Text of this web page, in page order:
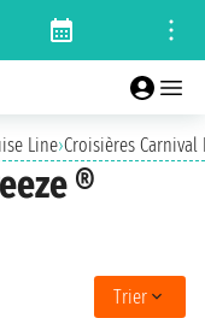
Line›Croisières Carnival
®
Trier